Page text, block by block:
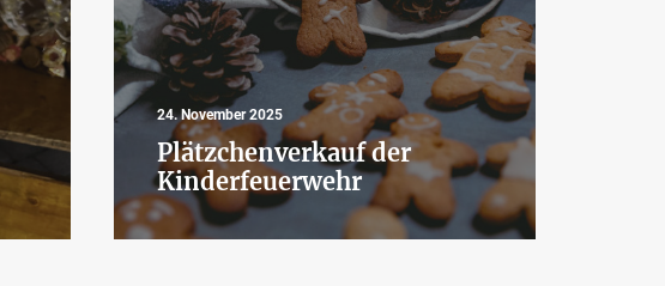
24. November 2025
Plätzchenverkauf der
Kinderfeuerwehr